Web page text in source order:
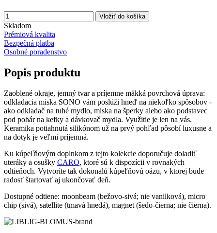
Vložiť do košíka
Skladom
Prémiová kvalita
Bezpečná platba
Osobné poradenstvo
Popis produktu
Zaoblené okraje, jemný tvar a príjemne mäkká povrchová úprava:
odkladacia miska SONO vám poslúži hneď na niekoľko spôsobov -
ako odkladač na tuhé mydlo, miska na šperky alebo ako podstavec
pod pohár na kefky a dávkovač mydla. Využitie je len na vás.
Keramika potiahnutá silikónom už na prvý pohľad pôsobí luxusne a
na dotyk je veľmi príjemná.
Ku kúpeľňovým doplnkom z tejto kolekcie doporučuje doladiť
uteráky a osušky CARO, ktoré sú k dispozícii v rovnakých
odtieňoch. Vytvoríte tak dokonalú kúpeľňovú oázu, v ktorej bude
radosť štartovať aj ukončovať deň.
Dostupné odtiene: moonbeam (bežovo-sivá; nie vanilková), micro
chip (sivá), satellite (tmavá hnedá), magnet (šedo-čierna; nie čierna).